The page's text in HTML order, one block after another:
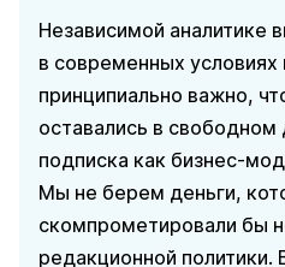
Независимой аналитике
в современных
принципиально важно,
оставались в свободном
подписка как бизнес-
Мы не берем деньги,
скомпрометировали бы
редакционной политики.